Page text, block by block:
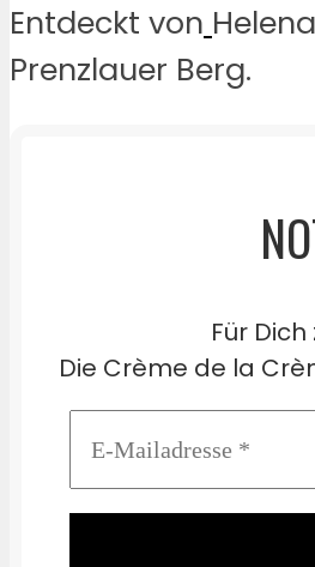
Entdeckt von
Prenzlauer Berg.
Für
Die Crème de la